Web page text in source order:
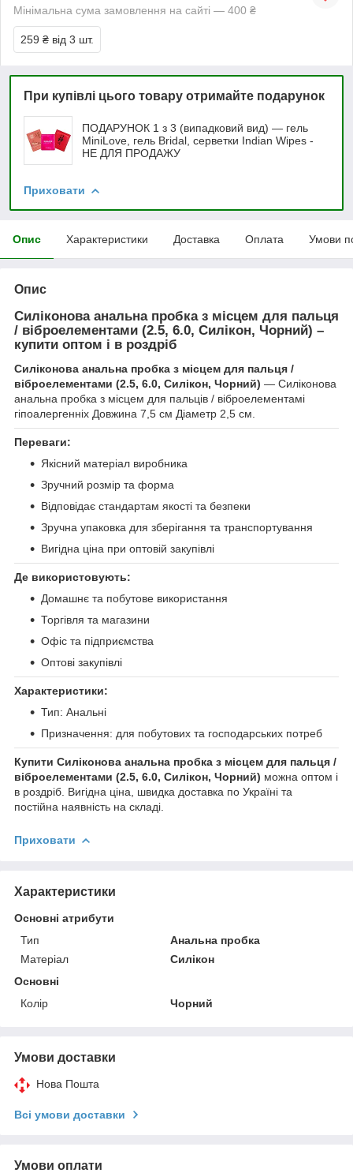
Мінімальна сума замовлення на сайті — 400 ₴
259 ₴ від 3 шт.
При купівлі цього товару отримайте подарунок
ПОДАРУНОК 1 з 3 (випадковий вид) — гель
MiniLove, гель Bridal, серветки Indian Wipes -
НЕ ДЛЯ ПРОДАЖУ
Приховати
Опис Характеристики Доставка Оплата Умови
Опис
Силіконова анальна пробка з місцем для пальця
/ віброелементами (2.5, 6.0, Силікон, Чорний) –
купити оптом і в роздріб
Силіконова анальна пробка з місцем для пальця /
віброелементами (2.5, 6.0, Силікон, Чорний) — Силіконова
анальна пробка з місцем для пальців / віброелементамі
гіпоалергенніх Довжина 7,5 см Діаметр 2,5 см.
Переваги:
Якісний матеріал виробника
Зручний розмір та форма
Відповідає стандартам якості та безпеки
Зручна упаковка для зберігання та транспортування
Вигідна ціна при оптовій закупівлі
Де використовують:
Домашнє та побутове використання
Торгівля та магазини
Офіс та підприємства
Оптові закупівлі
Характеристики:
Тип: Анальні
Призначення: для побутових та господарських потреб
Купити Силіконова анальна пробка з місцем для пальця /
віброелементами (2.5, 6.0, Силікон, Чорний) можна оптом і
в роздріб. Вигідна ціна, швидка доставка по Україні та
постійна наявність на складі.
Приховати
Характеристики
Основні атрибути
Тип
Анальна пробка
Матеріал
Силікон
Основні
Колір
Чорний
Умови доставки
Нова Пошта
Всі умови доставки
Умови оплати